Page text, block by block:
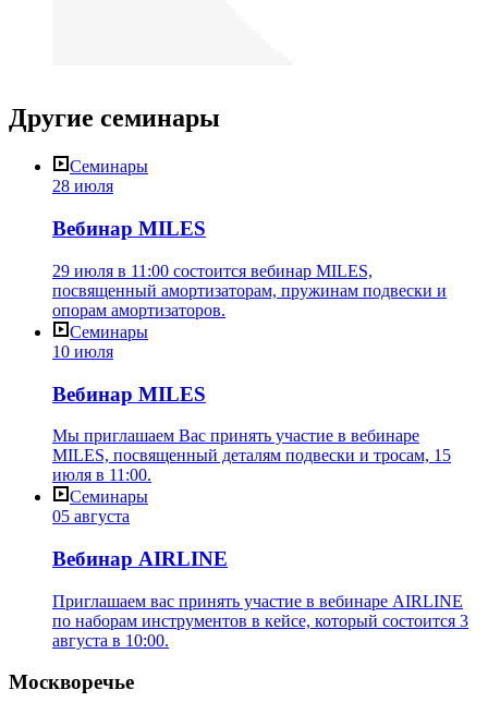
Другие семинары
Семинары
28 июля
Вебинар MILES
29 июля в 11:00 состоится вебинар MILES,
посвященный амортизаторам, пружинам подвески и
опорам амортизаторов.
Семинары
10 июля
Вебинар MILES
Мы приглашаем Вас принять участие в вебинаре
MILES, посвященный деталям подвески и тросам, 15
июля в 11:00.
Семинары
05 августа
Вебинар AIRLINE
Приглашаем вас принять участие в вебинаре AIRLINE
по наборам инструментов в кейсе, который состоится 3
августа в 10:00.
Москворечье